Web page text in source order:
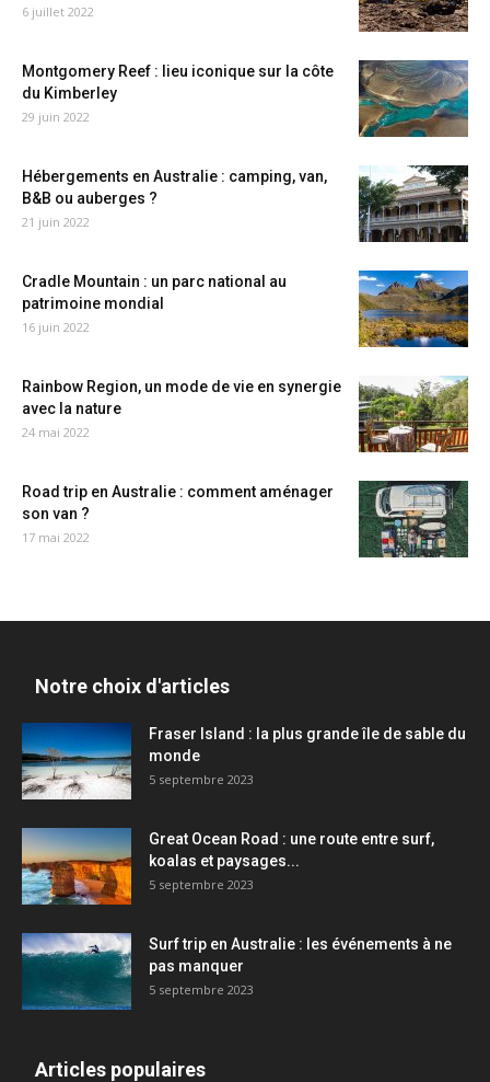
6 juillet 2022
Montgomery Reef : lieu iconique sur la côte
du Kimberley
29 juin 2022
Hébergements en Australie : camping, van,
B&B ou auberges ?
21 juin 2022
Cradle Mountain : un parc national au
patrimoine mondial
16 juin 2022
Rainbow Region, un mode de vie en synergie
avec la nature
24 mai 2022
Road trip en Australie : comment aménager
son van ?
17 mai 2022
Notre choix d'articles
Fraser Island : la plus grande île de sable du
monde
5 septembre 2023
Great Ocean Road : une route entre surf,
koalas et paysages...
5 septembre 2023
Surf trip en Australie : les événements à ne
pas manquer
5 septembre 2023
Articles populaires